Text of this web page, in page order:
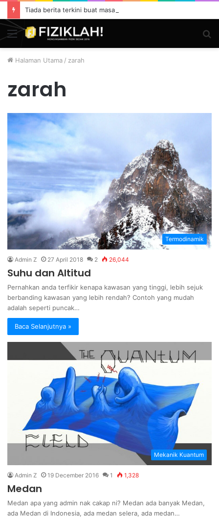
Tiada berita terkini buat masa ini.
Menu
Halaman Utama / zarah
zarah
Termodinamik
Admin Z 27 April 2018 2 26,044
Suhu dan Altitud
Pernahkan anda terfikir kenapa kawasan yang tinggi, lebih sejuk
berbanding kawasan yang lebih rendah? Contoh yang mudah
adalah seperti puncak…
Baca Selanjutnya »
Mekanik Kuantum
Admin Z 19 December 2016 1 1,328
Medan
Medan apa yang admin nak cakap ni? Medan ada banyak Medan,
ada Medan di Indonesia, ada medan selera, ada medan…